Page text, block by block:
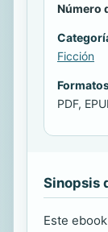
Número
Ficción
PDF,
Sinopsis
Este